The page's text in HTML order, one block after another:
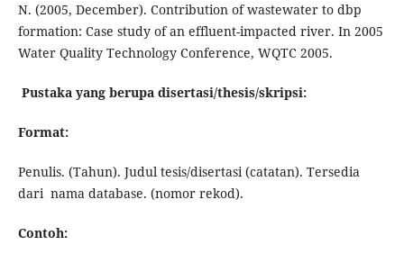
N. (2005, December). Contribution of wastewater to dbp
formation: Case study of an effluent-impacted river. In 2005
Water Quality Technology Conference, WQTC 2005.
Pustaka yang berupa disertasi/thesis/skripsi:
Format:
Penulis. (Tahun). Judul tesis/disertasi (catatan). Tersedia
dari nama database. (nomor rekod).
Contoh: